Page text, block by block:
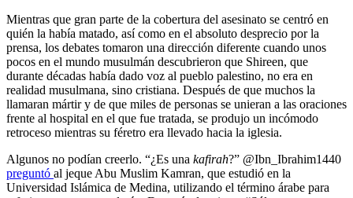
Mientras que gran parte de la cobertura del asesinato se centró en
quién la había matado, así como en el absoluto desprecio por la
prensa, los debates tomaron una dirección diferente cuando unos
pocos en el mundo musulmán descubrieron que Shireen, que
durante décadas había dado voz al pueblo palestino, no era en
realidad musulmana, sino cristiana. Después de que muchos la
llamaran mártir y de que miles de personas se unieran a las oraciones
frente al hospital en el que fue tratada, se produjo un incómodo
retroceso mientras su féretro era llevado hacia la iglesia.
Algunos no podían creerlo. “¿Es una kafirah?” @Ibn_Ibrahim1440
preguntó al jeque Abu Muslim Kamran, que estudió en la
Universidad Islámica de Medina, utilizando el término árabe para